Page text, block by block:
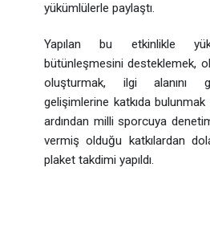
yükümlülerle paylaştı.
Yapılan bu etkinlikle
bütünleşmesini desteklemek,
oluşturmak, ilgi alanını
gelişimlerine katkıda bulunmak
ardından milli sporcuya
vermiş olduğu katkılardan
plaket takdimi yapıldı.